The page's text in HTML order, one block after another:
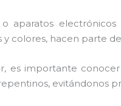
o aparatos
y colores, hacen parte
es importante
evitándonos